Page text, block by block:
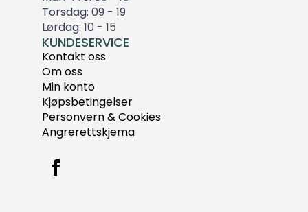
Torsdag: 09 - 19
Lørdag: 10 - 15
KUNDESERVICE
Kontakt oss
Om oss
Min konto
Kjøpsbetingelser
Personvern & Cookies
Angrerettskjema